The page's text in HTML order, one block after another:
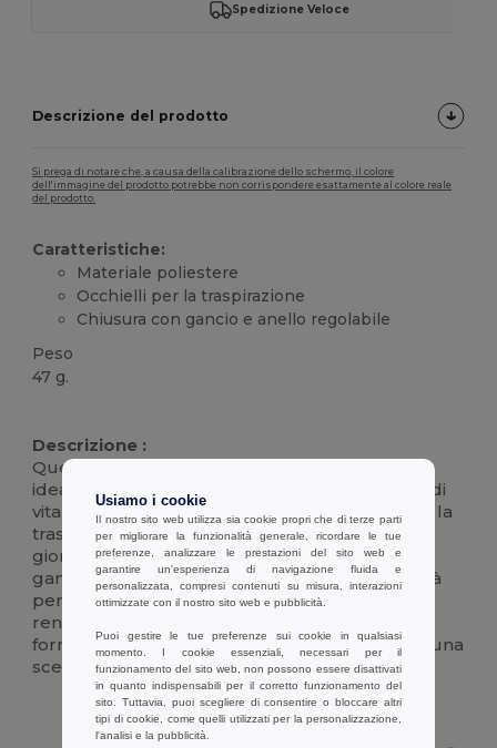
Spedizione Veloce
Descrizione del prodotto
Si prega di notare che, a causa della calibrazione dello schermo, il colore
dell'immagine del prodotto potrebbe non corrispondere esattamente al colore reale
del prodotto.
Caratteristiche:
Materiale poliestere
Occhielli per la traspirazione
Chiusura con gancio e anello regolabile
Peso
47 g.
Descrizione :
Questo cappellino in
è l'accessorio
ideale per una giornata casual o per uno stile di
vita attivo. Progettato con comodi occhielli per la
traspirazione, garantisce il comfort anche nelle
giornate più calde. La chiusura regolabile con
gancio e anello autoadesivo offre una vestibilità
perfetta per tutte le dimensioni della testa,
rendendolo versatile e facile da indossare. La
forma classica e la struttura robusta ne fanno una
scelta affidabile per ogni occasione.
Usiamo i cookie
Il nostro sito web utilizza sia cookie propri che di terze parti
per migliorare la funzionalità generale, ricordare le tue
preferenze, analizzare le prestazioni del sito web e
garantire un'esperienza di navigazione fluida e
personalizzata, compresi contenuti su misura, interazioni
ottimizzate con il nostro sito web e pubblicità.
Puoi gestire le tue preferenze sui cookie in qualsiasi
momento. I cookie essenziali, necessari per il
funzionamento del sito web, non possono essere disattivati
in quanto indispensabili per il corretto funzionamento del
sito. Tuttavia, puoi scegliere di consentire o bloccare altri
tipi di cookie, come quelli utilizzati per la personalizzazione,
l'analisi e la pubblicità.